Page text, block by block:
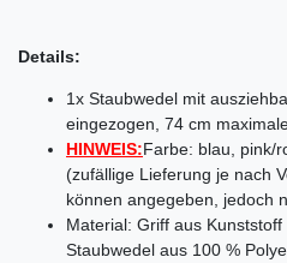
Details:
1x Staubwedel mit
eingezogen, 74 cm
HINWEIS:Farbe: blau, pink/
(zufällige Lieferung je nach
können angegeben, jedoch
Material: Griff aus
Staubwedel aus 100 %